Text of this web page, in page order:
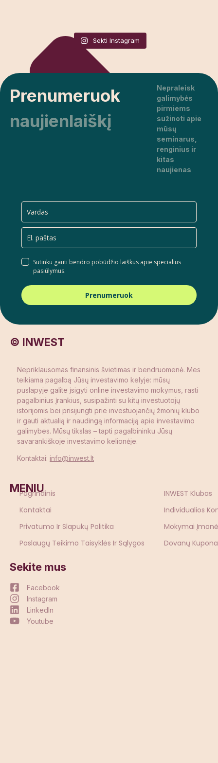
Sekti Instagram
Prenumeruok
naujienlaiškį
Nepraleisk
galimybės
pirmiems
sužinoti apie
mūsų
seminarus,
renginius ir
kitas
naujienas
Sutinku gauti bendro pobūdžio laiškus apie specialius
pasiūlymus.
Prenumeruok
© INWEST
Nepriklausomas finansinis švietimas ir bendruomenė. Mes
teikiama pagalbą Jūsų investavimo kelyje: mūsų
puslapyje galite įsigyti online investavimo mokymus, rasti
pagalbinius įrankius, susipažinti su kitų investuotojų
istorijomis bei prisijungti prie investuojančių žmonių klubo
ir gauti aktualią ir naudingą informaciją apie investavimo
galimybes. Mūsų tikslas – tapti pagalbininku Jūsų
savarankiškoje investavimo kelionėje.
Kontaktai: info@inwest.lt
MENIU
Pagrindinis
Kontaktai
Privatumo Ir Slapukų Politika
Paslaugų Teikimo Taisyklės Ir Sąlygos
INWEST Klubas
Individualios
Mokymai
Dovanų
Sekite mus
Facebook
Instagram
LinkedIn
Youtube